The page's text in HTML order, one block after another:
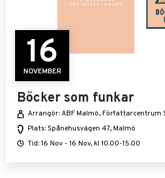
16
NOVEMBER
Böcker som funkar
Arrangör: ABF Malmö, Författarcentrum
Plats: Spånehusvägen 47, Malmö
Tid: 16 Nov - 16 Nov, kl 10.00-15.00